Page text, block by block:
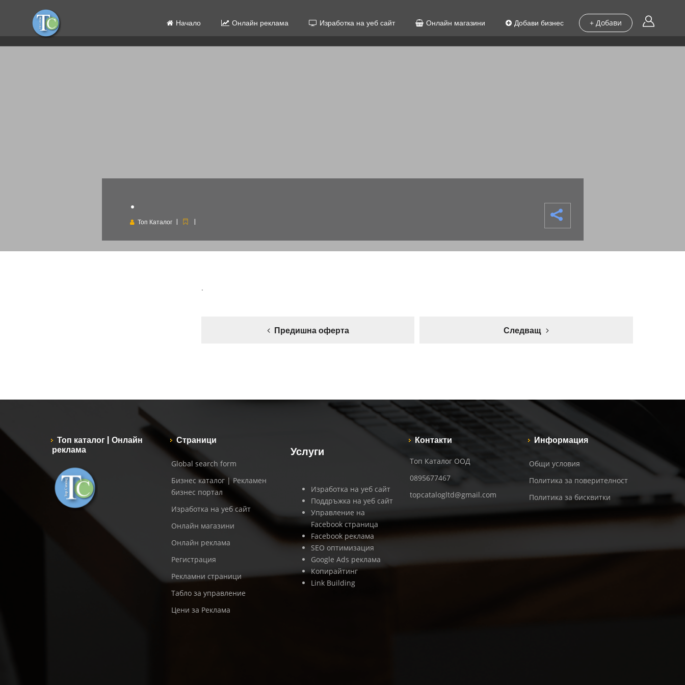
+ Добави
Начало Онлайн реклама Изработка на уеб сайт Онлайн магазини Добави бизнес
.
Топ Каталог
.
Предишна оферта Следващ
Топ каталог | Онлайн
реклама
Страници
Global search form
Бизнес каталог | Рекламен
бизнес портал
Изработка на уеб сайт
Онлайн магазини
Онлайн реклама
Регистрация
Рекламни страници
Табло за управление
Цени за Реклама
Услуги
Изработка на уеб сайт
Поддръжка на уеб сайт
Управление на
Facebook страница
Facebook реклама
SEO оптимизация
Google Ads реклама
Копирайтинг
Link Building
Контакти
Топ Каталог ООД
0895677467
topcatalogltd@gmail.com
Информация
Общи условия
Политика за поверителност
Политика за бисквитки